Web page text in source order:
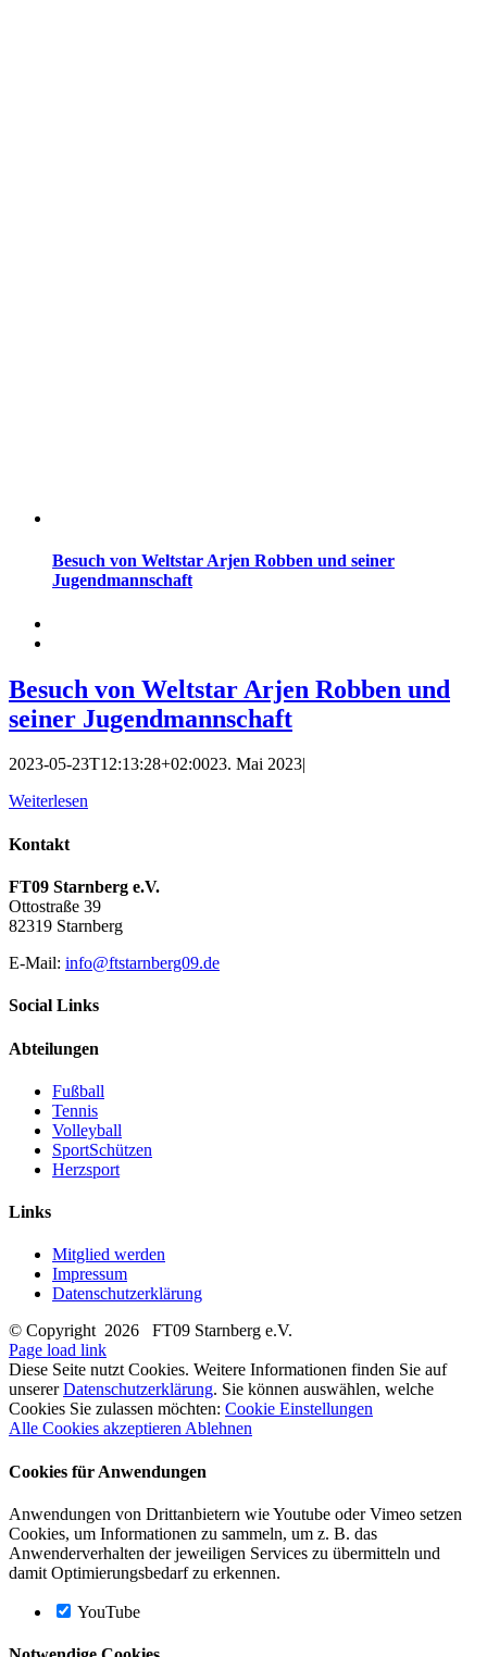
Besuch von Weltstar Arjen Robben und seiner
Jugendmannschaft
Besuch von Weltstar Arjen Robben und
seiner Jugendmannschaft
2023-05-23T12:13:28+02:0023. Mai 2023|
Weiterlesen
Kontakt
FT09 Starnberg e.V.
Ottostraße 39
82319 Starnberg
E-Mail: info@ftstarnberg09.de
Social Links
Abteilungen
Fußball
Tennis
Volleyball
SportSchützen
Herzsport
Links
Mitglied werden
Impressum
Datenschutzerklärung
© Copyright 2026 FT09 Starnberg e.V.
Page load link
Diese Seite nutzt Cookies. Weitere Informationen finden Sie auf
unsererDatenschutzerklärung. Sie können auswählen, welche
Cookies Sie zulassen möchten: Cookie Einstellungen
Alle Cookies akzeptieren Ablehnen
Cookies für Anwendungen
Anwendungen von Drittanbietern wie Youtube oder Vimeo setzen
Cookies, um Informationen zu sammeln, um z. B. das
Anwenderverhalten der jeweiligen Services zu übermitteln und
damit Optimierungsbedarf zu erkennen.
YouTube